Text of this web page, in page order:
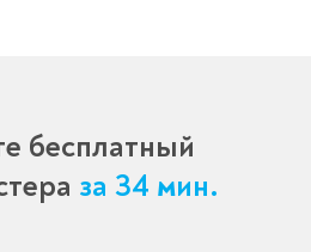
бесплатный
за 34 мин.